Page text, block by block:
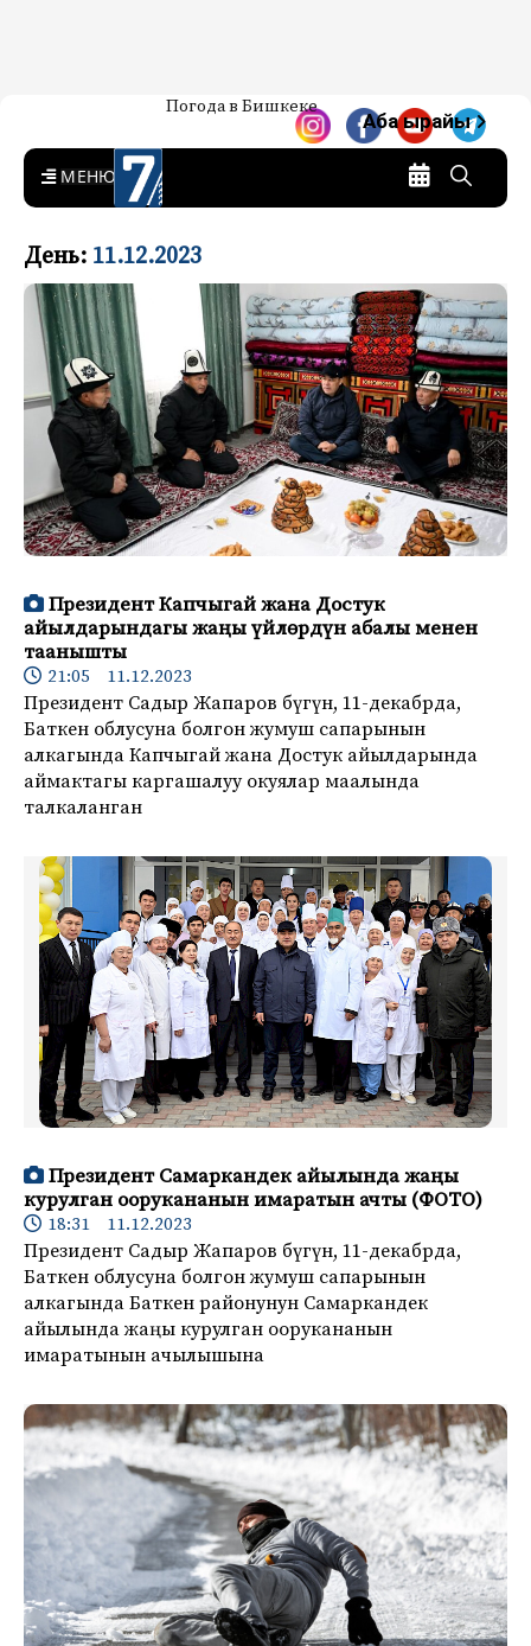
7-канал. Жаңылыктар —
Кыргызстан
Жаңылыктар — Кыргызстан
Погода в Бишкеке
Аба ырайы
MENU
День: 11.12.2023
Президент Капчыгай жана Достук
айылдарындагы жаңы үйлөрдүн абалы менен
таанышты
21:05 11.12.2023
Президент Садыр Жапаров бүгүн, 11-декабрда,
Баткен облусуна болгон жумуш сапарынын
алкагында Капчыгай жана Достук айылдарында
аймактагы каргашалуу окуялар маалында
талкаланган
Президент Самаркандек айылында жаңы
курулган оорукананын имаратын ачты (ФОТО)
18:31 11.12.2023
Президент Садыр Жапаров бүгүн, 11-декабрда,
Баткен облусуна болгон жумуш сапарынын
алкагында Баткен районунун Самаркандек
айылында жаңы курулган оорукананын
имаратынын ачылышына